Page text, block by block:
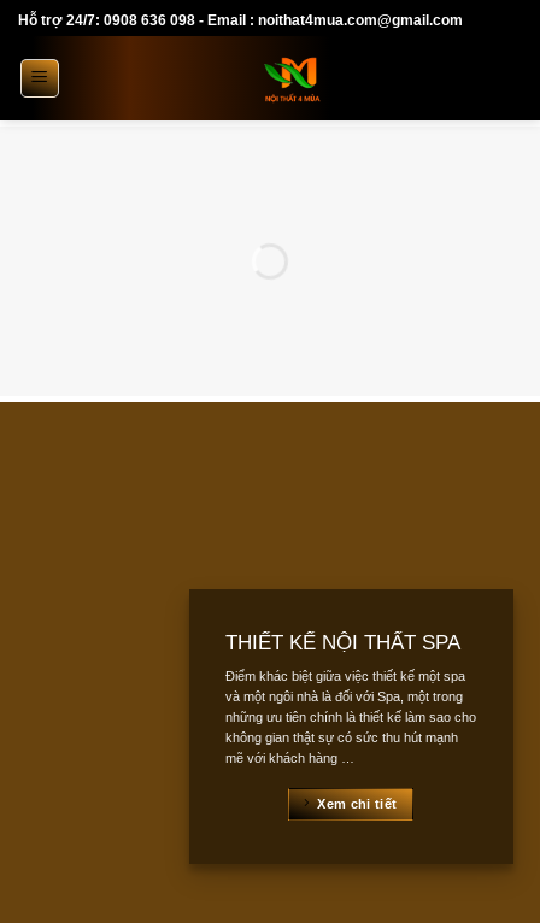
Skip
content
Hỗ trợ 24/7: 0908 636 098 - Email : noithat4mua.com@gmail.com
THIẾT KẾ NỘI THẤT SPA
Điểm khác biệt giữa việc thiết kế một spa
và một ngôi nhà là đối với Spa, một trong
những ưu tiên chính là thiết kế làm sao cho
không gian thật sự có sức thu hút mạnh
mẽ với khách hàng …
Xem chi tiết